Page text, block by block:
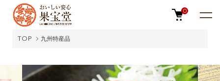
0
TOP 九州特産品